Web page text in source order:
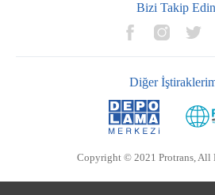
Bizi Takip
Diğer
Copyright © 2021 Protrans, All